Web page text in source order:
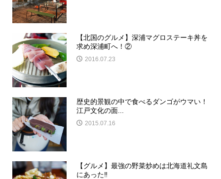
【北国のグルメ】深浦マグロステーキ丼を
求め深浦町へ！②
2016.07.23
歴史的景観の中で食べるダンゴがウマい！
江戸文化の面...
2015.07.16
【グルメ】最強の野菜炒めは北海道礼文島
にあった‼︎